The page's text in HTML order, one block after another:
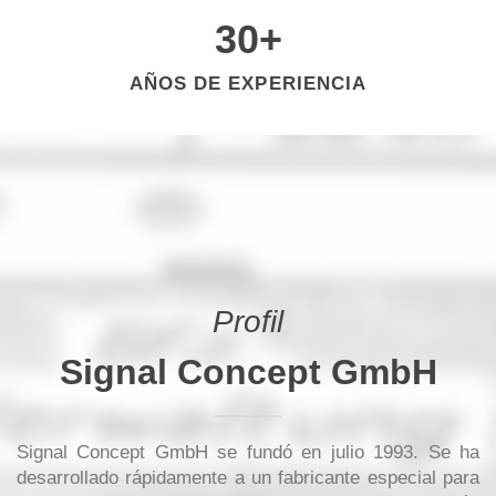
30+
AÑOS DE EXPERIENCIA
Profil
Signal Concept GmbH
Signal Concept GmbH se fundó en julio 1993. Se ha
desarrollado rápidamente a un fabricante especial para